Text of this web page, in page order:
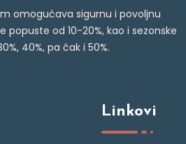
omogućava sigurnu i povoljnu
popuste od 10-20%, kao i sezonske
40%, pa čak i 50%.
Linkovi